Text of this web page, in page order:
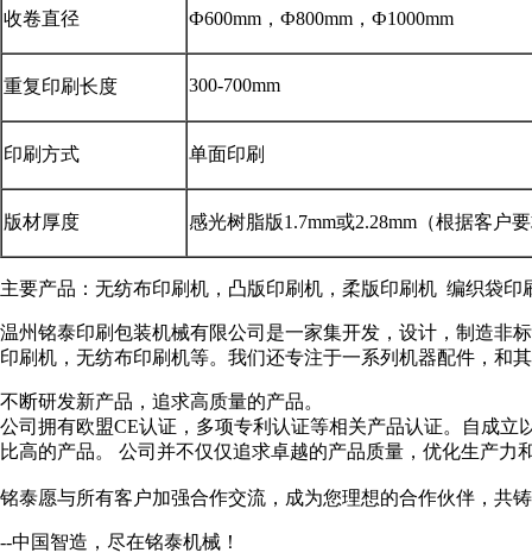
收卷直径 Ф600mm，Ф800mm，Ф1000mm
重复印刷长度 300-700mm
印刷方式 单面印刷
版材厚度 感光树脂版1.7mm或2.28mm（根据客户
主要产品：无纺布印刷机，凸版印刷机，柔版印刷机 编织袋
温州铭泰印刷包装机械有限公司是一家集开发，设计，制造非
印刷机，无纺布印刷机等。我们还专注于一系列机器配件，和
不断研发新产品，追求高质量的产品。
公司拥有欧盟CE认证，多项专利认证等相关产品认证。自成
比高的产品。 公司并不仅仅追求卓越的产品质量，优化生产
铭泰愿与所有客户加强合作交流，成为您理想的合作伙伴，共
--中国智造，尽在铭泰机械！